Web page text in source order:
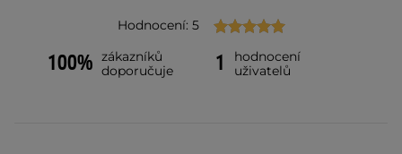
Hodnocení: 5
100% zákazníků
doporučuje
1
hodnocení
uživatelů